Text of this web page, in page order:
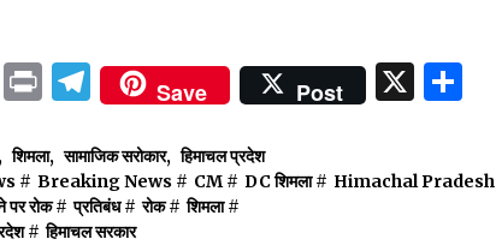
LinkedIn
PrintTelegram
Save Post X
शिमला, सामाजिक सरोकार, हिमाचल प्रदेश
# Breaking News # CM# DC शिमला# Himachal Pradesh
पर रोक# प्रतिबंध# रोक# शिमला#
# हिमाचल सरकार